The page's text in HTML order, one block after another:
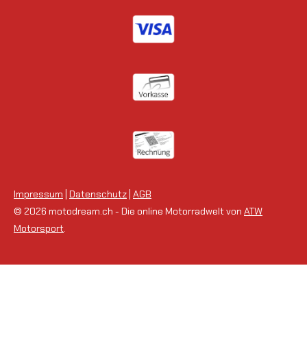
Impressum Datenschutz AGB
© 2026 motodream.ch - Die online Motorradwelt von ATW
Motorsport.